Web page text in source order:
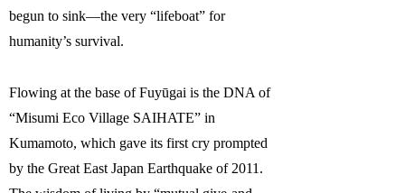
begun to sink—the very “lifeboat” for
humanity’s survival.
Flowing at the base of Fuyūgai is the DNA of
“Misumi Eco Village SAIHATE” in
Kumamoto, which gave its first cry prompted
by the Great East Japan Earthquake of 2011.